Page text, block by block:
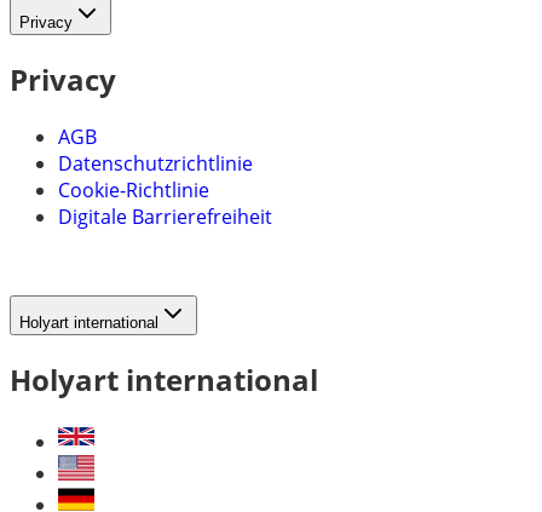
Privacy
Privacy
AGB
Datenschutzrichtlinie
Cookie-Richtlinie
Digitale Barrierefreiheit
Holyart international
Holyart international